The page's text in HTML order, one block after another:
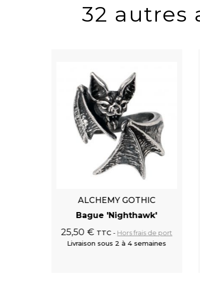
32 autres
ALCHEMY GOTHIC
Bague 'Nighthawk'
25,50 € TTC
Hors frais de port
Livraison sous 2 à 4 semaines